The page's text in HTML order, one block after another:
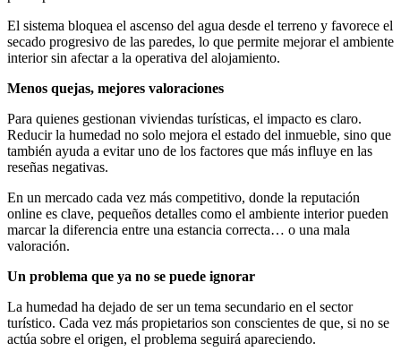
El sistema bloquea el ascenso del agua desde el terreno y favorece el
secado progresivo de las paredes, lo que permite mejorar el ambiente
interior sin afectar a la operativa del alojamiento.
Menos quejas, mejores valoraciones
Para quienes gestionan viviendas turísticas, el impacto es claro.
Reducir la humedad no solo mejora el estado del inmueble, sino que
también ayuda a evitar uno de los factores que más influye en las
reseñas negativas.
En un mercado cada vez más competitivo, donde la reputación
online es clave, pequeños detalles como el ambiente interior pueden
marcar la diferencia entre una estancia correcta… o una mala
valoración.
Un problema que ya no se puede ignorar
La humedad ha dejado de ser un tema secundario en el sector
turístico. Cada vez más propietarios son conscientes de que, si no se
actúa sobre el origen, el problema seguirá apareciendo.